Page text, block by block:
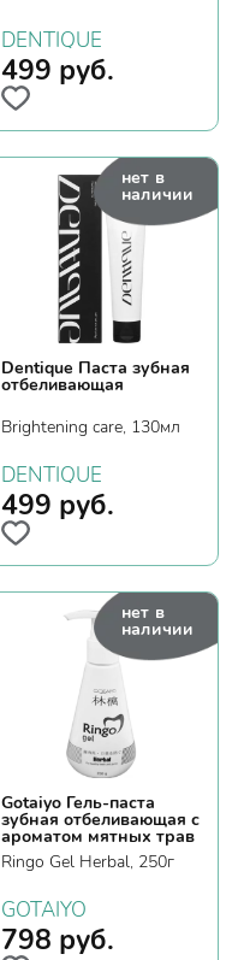
DENTIQUE
499 руб.
нет в
наличии
Dentique Паста зубная
отбеливающая
Brightening care, 130мл
DENTIQUE
499 руб.
нет в
наличии
Gotaiyo Гель-паста
зубная отбеливающая с
ароматом мятных трав
Ringo Gel Herbal, 250г
GOTAIYO
798 руб.